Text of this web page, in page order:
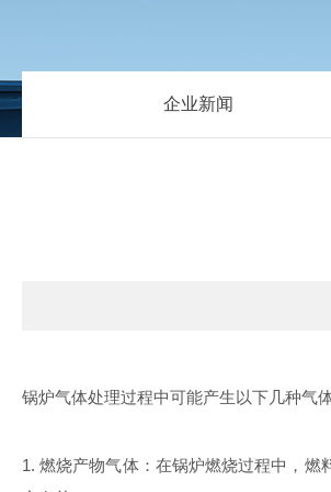
企业新闻
锅炉气体处理过程中可能产生以下几种气
1.燃烧产物气体：在锅炉燃烧过程中，燃